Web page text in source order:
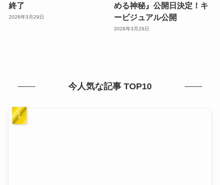
終了
2026年3月29日
める神秘』公開日決定！キ
ービジュアル公開
2026年3月29日
今人気な記事 TOP10